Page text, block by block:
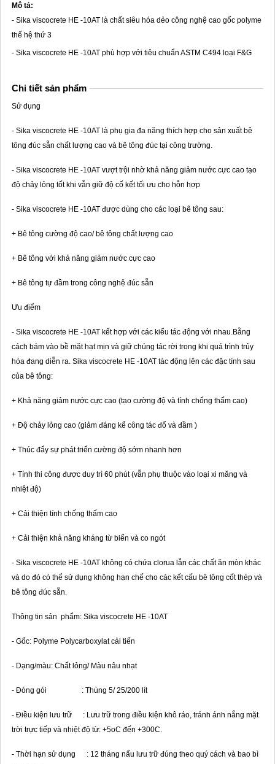
Mô tả:
- Sika viscocrete HE -10AT là chất siêu hóa dẻo công nghệ cao gốc polyme
thế hệ thứ 3
- Sika viscocrete HE -10AT phù hợp với tiêu chuẩn ASTM C494 loại F&G
Chi tiết sản phẩm
Sử dụng
- Sika viscocrete HE -10AT là phụ gia đa năng thích hợp cho sản xuất bê
tông đúc sẵn chất lượng cao và bê tông đúc tại công trường.
- Sika viscocrete HE -10AT vượt trội nhờ khả năng giảm nước cực cao tạo
độ chảy lỏng tốt khi vẫn giữ độ cố kết tối ưu cho hỗn hợp
- Sika viscocrete HE -10AT được dùng cho các loại bê tông sau:
+ Bê tông cường độ cao/ bê tông chất lượng cao
+ Bê tông với khả năng giảm nước cực cao
+ Bê tông tự đầm trong công nghệ đúc sẵn
Ưu điểm
- Sika viscocrete HE -10AT kết hợp với các kiểu tác động với nhau.Bằng
cách bám vào bề mặt hạt mịn và giữ chúng tác rời trong khi quá trình trủy
hóa đang diễn ra. Sika viscocrete HE -10AT tác động lên các đặc tính sau
của bê tông:
+ Khả năng giảm nước cực cao (tạo cường độ và tính chống thấm cao)
+ Độ chảy lỏng cao (giảm đáng kể công tác đổ và đầm )
+ Thúc đẩy sự phát triển cường độ sớm nhanh hơn
+ Tính thi công được duy trì 60 phút (vẫn phụ thuộc vào loại xi măng và
nhiệt độ)
+ Cải thiện tính chống thấm cao
+ Cải thiện khả năng kháng từ biến và co ngót
- Sika viscocrete HE -10AT không có chứa clorua lẫn các chất ăn mòn khác
và do đó có thể sử dụng không hạn chế cho các kết cấu bê tông cốt thép và
bê tông đúc sẵn.
Thông tin sản phẩm: Sika viscocrete HE -10AT
- Gốc: Polyme Polycarboxylat cải tiến
- Dạng/màu: Chất lỏng/ Màu nâu nhạt
- Đóng gói : Thùng 5/ 25/200 lít
- Điều kiện lưu trữ : Lưu trữ trong điều kiện khô ráo, tránh ánh nắng mặt
trời trực tiếp và nhiệt độ từ: +5oC đến +300C.
- Thời hạn sử dụng : 12 tháng nấu lưu trữ đúng theo quý cách và bao bì